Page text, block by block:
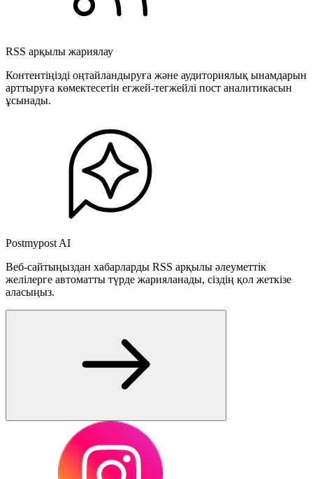
RSS арқылы жариялау
Контентіңізді оңтайландыруға және аудиториялық ынамдарын
арттыруға көмектесетін егжей-тегжейлі пост аналитикасын
ұсынады.
Postmypost AI
Веб-сайтыңыздан хабарларды RSS арқылы әлеуметтік
желілерге автоматты түрде жарияланады, сіздің қол жеткізе
аласыңыз.